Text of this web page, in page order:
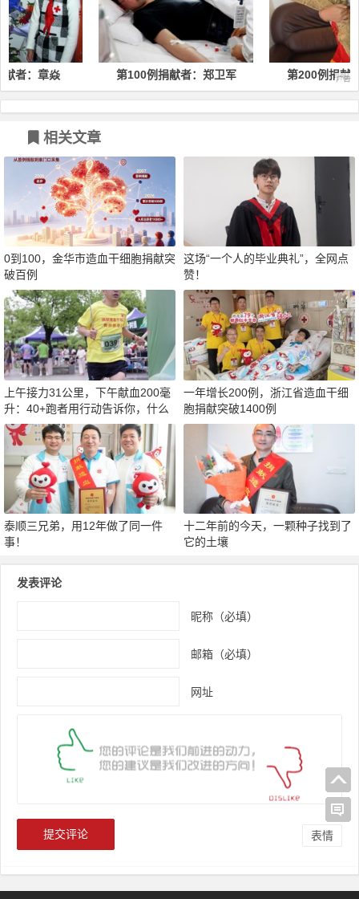
第100例捐献者：郑卫军 第200例捐献者：柳蓓蕾
相关文章
0到100，金华市造血干细胞捐献突
破百例
这场“一个人的毕业典礼”，全网点
赞！
上午接力31公里，下午献血200毫
升：40+跑者用行动告诉你，什么
才是真正的“热血”
一年增长200例，浙江省造血干细
胞捐献突破1400例
泰顺三兄弟，用12年做了同一件
事！
十二年前的今天，一颗种子找到了
它的土壤
发表评论
昵称（必填）
邮箱（必填）
网址
表情